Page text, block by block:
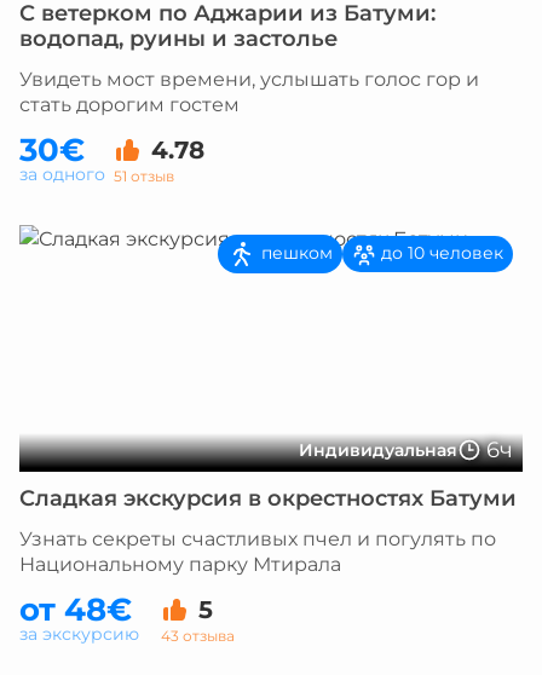
С ветерком по Аджарии из Батуми:
водопад, руины и застолье
Увидеть мост времени, услышать голос гор и
стать дорогим гостем
30€ 4.78
51 отзыв
за одного
Индивидуальная 6ч
пешком до 10 человек
Сладкая экскурсия в окрестностях Батуми
Узнать секреты счастливых пчел и погулять по
Национальному парку Мтирала
от 48€ 5
43 отзыва
за экскурсию